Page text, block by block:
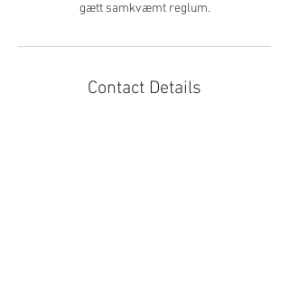
Contact Details